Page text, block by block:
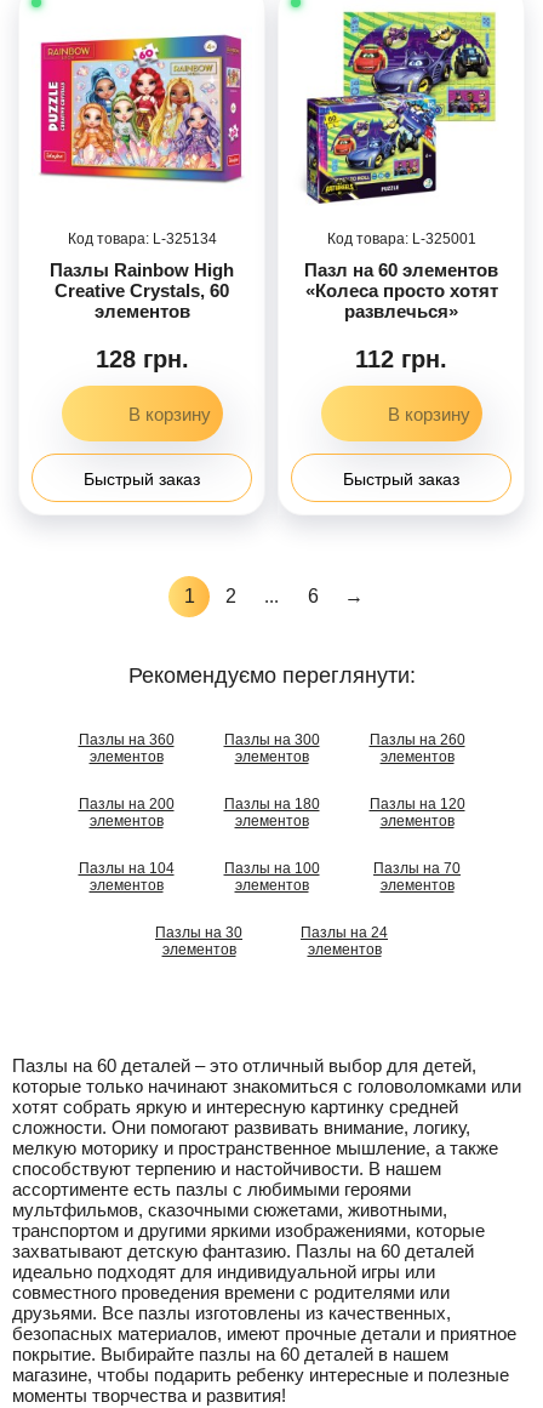
325134
Пазлы Rainbow High
Creative Crystals, 60
элементов
128 грн.
Быстрый заказ
325001
Пазл на 60 элементов
«Колеса просто хотят
развлечься»
112 грн.
Быстрый заказ
1 2 ... 6 →
Рекомендуємо переглянути:
Пазлы на 360
элементов
Пазлы на 300
элементов
Пазлы на 260
элементов
Пазлы на 200
элементов
Пазлы на 180
элементов
Пазлы на 120
элементов
Пазлы на 104
элементов
Пазлы на 100
элементов
Пазлы на 70
элементов
Пазлы на 30
элементов
Пазлы на 24
элементов
Пазлы на 60 деталей – это отличный выбор для детей,
которые только начинают знакомиться с головоломками или
хотят собрать яркую и интересную картинку средней
сложности. Они помогают развивать внимание, логику,
мелкую моторику и пространственное мышление, а также
способствуют терпению и настойчивости. В нашем
ассортименте есть пазлы с любимыми героями
мультфильмов, сказочными сюжетами, животными,
транспортом и другими яркими изображениями, которые
захватывают детскую фантазию. Пазлы на 60 деталей
идеально подходят для индивидуальной игры или
совместного проведения времени с родителями или
друзьями. Все пазлы изготовлены из качественных,
безопасных материалов, имеют прочные детали и приятное
покрытие. Выбирайте пазлы на 60 деталей в нашем
магазине, чтобы подарить ребенку интересные и полезные
моменты творчества и развития!